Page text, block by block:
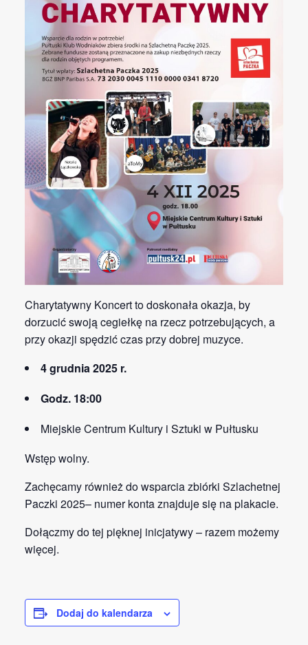
Charytatywny Koncert to doskonała okazja, by
dorzucić swoją cegiełkę na rzecz potrzebujących, a
przy okazji spędzić czas przy dobrej muzyce.
4 grudnia 2025 r.
Godz. 18:00
Miejskie Centrum Kultury i Sztuki w Pułtusku
Wstęp wolny.
Zachęcamy również do wsparcia zbiórki Szlachetnej
Paczki 2025– numer konta znajduje się na plakacie.
Dołączmy do tej pięknej inicjatywy – razem możemy
więcej.
Dodaj do kalendarza